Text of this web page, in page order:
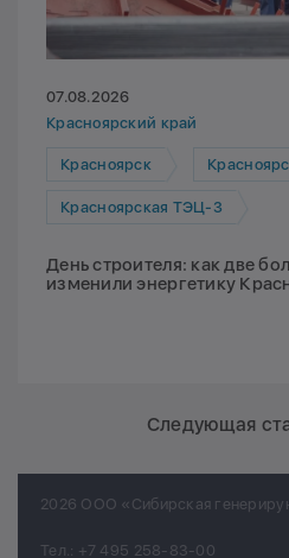
07.08.2026
Красноярский край
Красноярск
Красноярская ТЭЦ-3
День строителя: как две
изменили энергетику
Следующая
2026 ООО «Сибирская
Тел.: +7 495 258-83-00